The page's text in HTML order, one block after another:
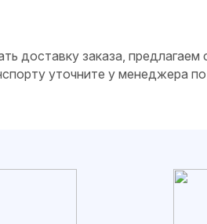
доставку заказа,
уточните у менеджера